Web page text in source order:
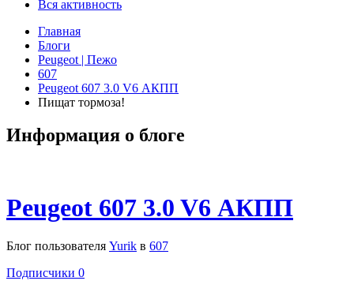
Вся активность
Главная
Блоги
Peugeot | Пежо
607
Peugeot 607 3.0 V6 АКПП
Пищат тормоза!
Информация о блоге
Peugeot 607 3.0 V6 АКПП
Блог пользователя Yurik в 607
Подписчики 0